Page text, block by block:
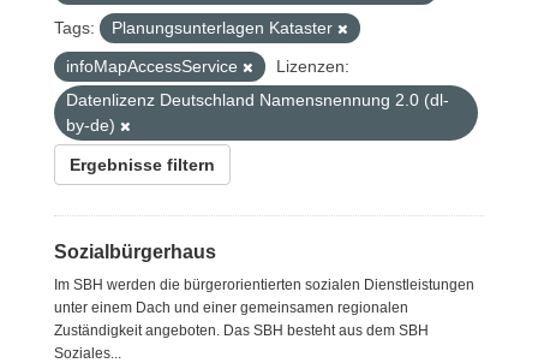
Tags:
Planungsunterlagen Kataster
infoMapAccessService
Lizenzen:
Datenlizenz Deutschland Namensnennung 2.0 (dl-
by-de)
Ergebnisse filtern
Sozialbürgerhaus
Im SBH werden die bürgerorientierten sozialen Dienstleistungen
unter einem Dach und einer gemeinsamen regionalen
Zuständigkeit angeboten. Das SBH besteht aus dem SBH
Soziales...